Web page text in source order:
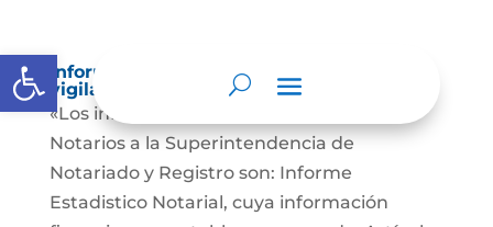
Abrir barra de herramientas
Informes a organismos de inspección,
vigilancia y control
«Los informes que presentan los Señores
Notarios a la Superintendencia de
Notariado y Registro son: Informe
Estadistico Notarial, cuya información